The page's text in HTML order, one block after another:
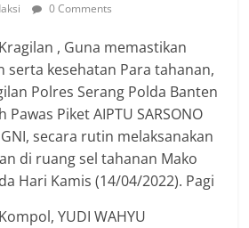
0 Comments
, Guna memastikan
serta kesehatan Para tahanan,
Polres Serang Polda Banten
Piket AIPTU SARSONO
secara rutin melaksanakan
di ruang sel tahanan Mako
Hari Kamis (14/04/2022). Pagi
YUDI WAHYU